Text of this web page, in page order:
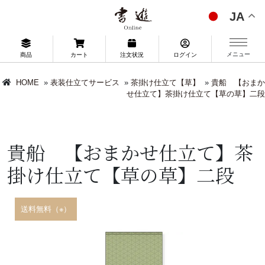
JA
商品 カート 注文状況 ログイン メニュー
HOME » 表装仕立てサービス » 茶掛け仕立て【草】 » 貴船 【おまか
せ仕立て】茶掛け仕立て【草の草】二段
貴船 【おまかせ仕立て】茶
掛け仕立て【草の草】二段
送料無料（※）